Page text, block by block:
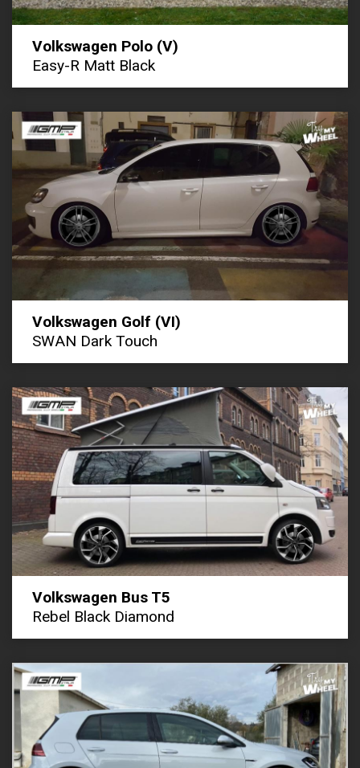
Volkswagen Polo (V)
Easy-R Matt Black
Volkswagen Golf (VI)
SWAN Dark Touch
Volkswagen Bus T5
Rebel Black Diamond